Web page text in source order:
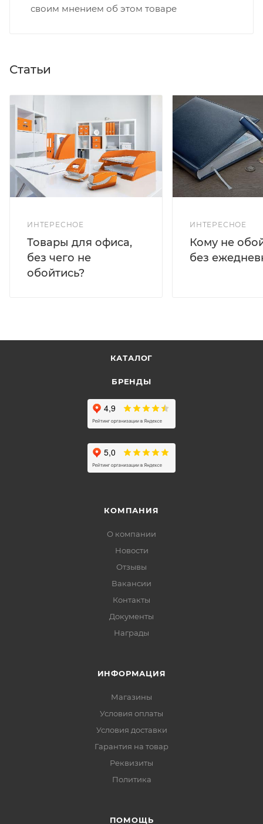
своим мнением об этом товаре
Статьи
ИНТЕРЕСНОЕ
Товары для офиса,
без чего не
обойтись?
ИНТЕРЕСНОЕ
Кому не
без
КАТАЛОГ
БРЕНДЫ
КОМПАНИЯ
О компании
Новости
Отзывы
Вакансии
Контакты
Документы
Награды
ИНФОРМАЦИЯ
Магазины
Условия оплаты
Условия доставки
Гарантия на товар
Реквизиты
Политика
ПОМОЩЬ